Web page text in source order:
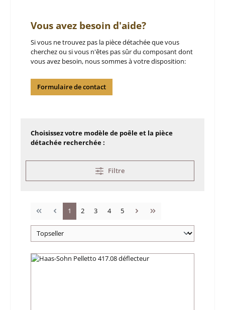
Vous avez besoin d'aide?
Si vous ne trouvez pas la pièce détachée que vous
cherchez ou si vous n'êtes pas sûr du composant dont
vous avez besoin, nous sommes à votre disposition:
Formulaire de contact
Choisissez votre modèle de poêle et la pièce
détachée recherchée :
Filtre
Page
1 Page
2 Page
3 Page
4 Page
5